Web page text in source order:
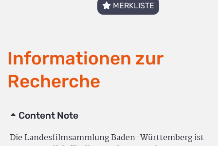
MERKLISTE
Informationen zur
Recherche
Content Note
Die Landesfilmsammlung Baden-Württemberg ist